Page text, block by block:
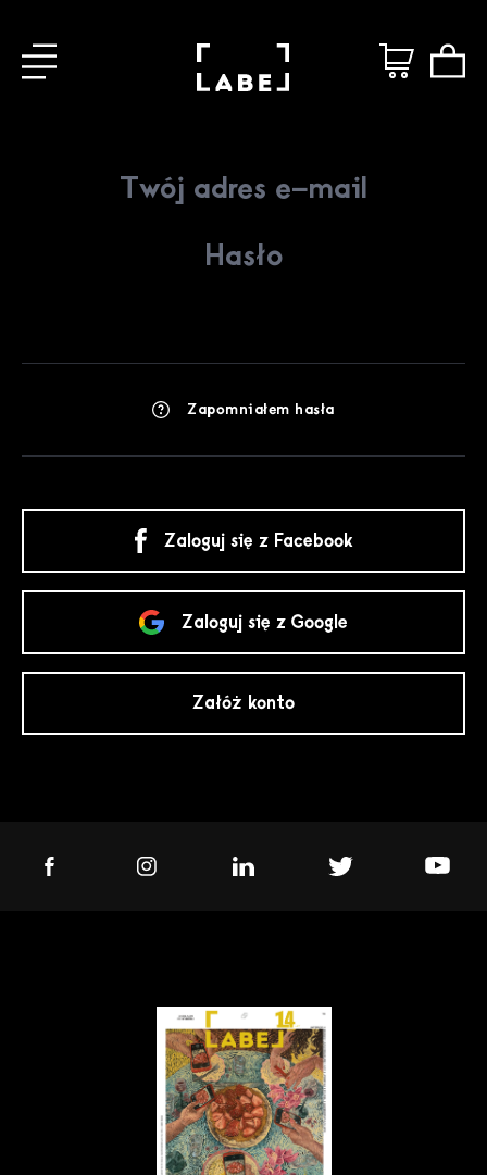
Zapomniałem hasła
Zaloguj się z Facebook
Zaloguj się z Google
Załóż konto